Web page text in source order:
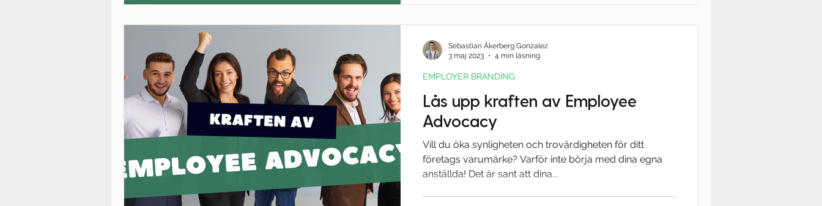
Lås upp kraften av Employee
Advocacy
Vill du öka synligheten och trovärdigheten för ditt
företags varumärke? Varför inte börja med dina egna
anställda! Det är sant att dina...
EMPLOYER BRANDING
Sebastian Åkerberg Gonzalez
3 maj 2023
4 min läsning